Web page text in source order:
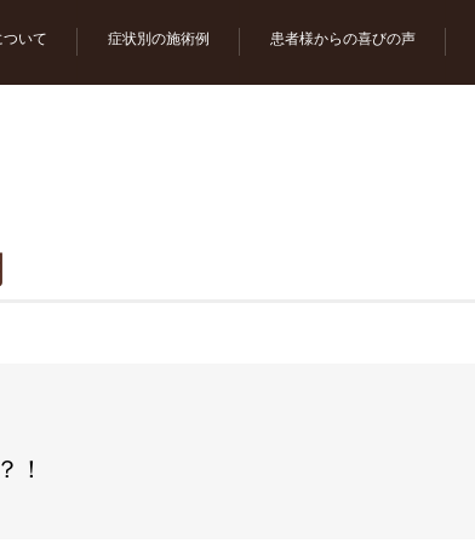
ついて 症状別の施術例 患者様からの喜びの声
！